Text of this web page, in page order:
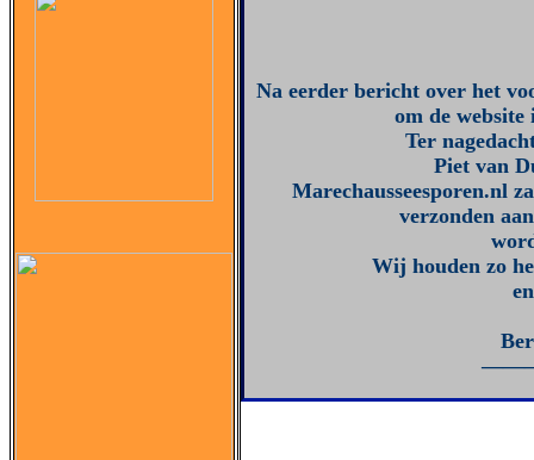
Na eerder bericht over het
om de
Ter
Piet van
Marechausseesporen.nl
verzonden
Wij houden zo